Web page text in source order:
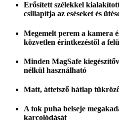
Erősített szélekkel
csillapítja az eséseket és
Megemelt perem a kamera
közvetlen érintkezéstől a
Minden MagSafe
nélkül használható
Matt, áttetsző hátlap
A tok puha belseje
karcolódását